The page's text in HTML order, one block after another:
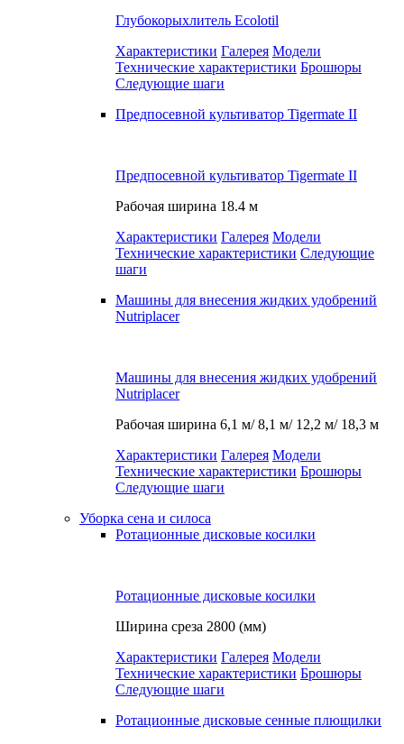
Глубокорыхлитель Ecolotil
Характеристики Галерея Модели
Технические характеристики Брошюры
Следующие шаги
Предпосевной культиватор Tigermate II
Предпосевной культиватор Tigermate II
Рабочая ширина 18.4 м
Характеристики Галерея Модели
Технические характеристики Следующие
шаги
Машины для внесения жидких удобрений
Nutriplacer
Машины для внесения жидких удобрений
Nutriplacer
Рабочая ширина 6,1 м/ 8,1 м/ 12,2 м/ 18,3 м
Характеристики Галерея Модели
Технические характеристики Брошюры
Следующие шаги
Уборка сена и силоса
Ротационные дисковые косилки
Ротационные дисковые косилки
Ширина среза 2800 (мм)
Характеристики Галерея Модели
Технические характеристики Брошюры
Следующие шаги
Ротационные дисковые сенные плющилки